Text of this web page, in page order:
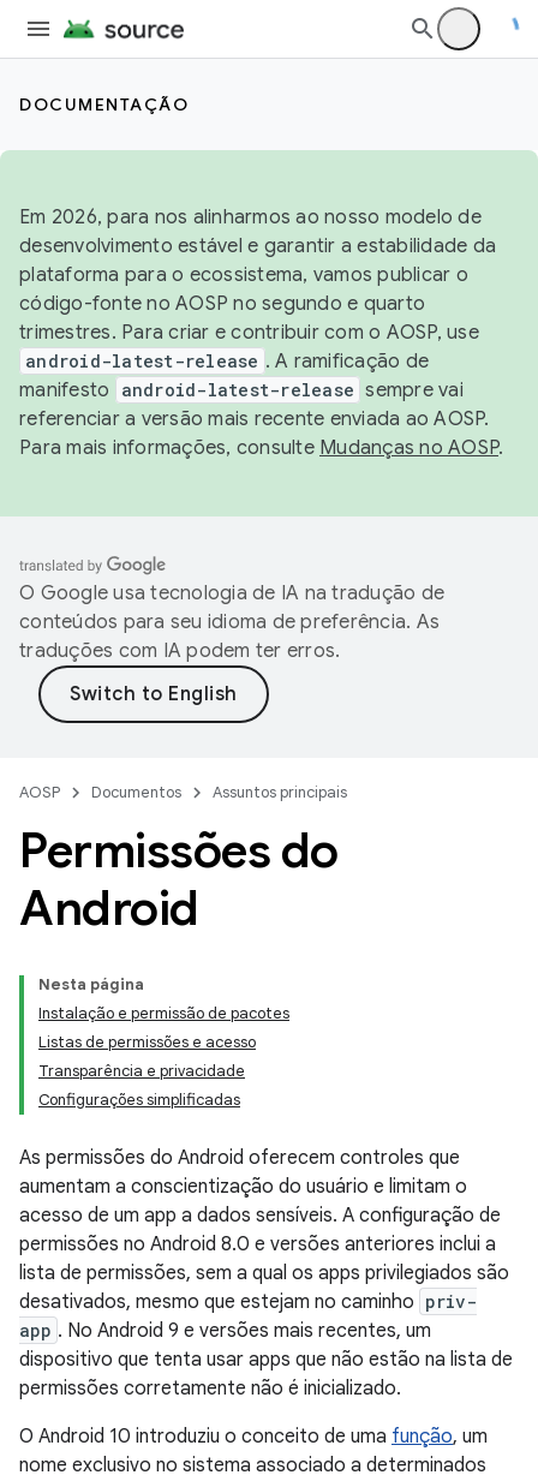
DOCUMENTAÇÃO
Em 2026, para nos alinharmos ao nosso modelo de
desenvolvimento estável e garantir a estabilidade da
plataforma para o ecossistema, vamos publicar o
código-fonte no AOSP no segundo e quarto
trimestres. Para criar e contribuir com o AOSP, use
android-latest-release . A ramificação de
manifesto
android-latest-release sempre vai
referenciar a versão mais recente enviada ao AOSP.
Para mais informações, consulte Mudanças no AOSP.
O Google usa tecnologia de IA na tradução de
conteúdos para seu idioma de preferência. As
traduções com IA podem ter erros.
AOSP Documentos Assuntos principais
Permissões do
Android
Nesta página
Instalação e permissão de pacotes
Listas de permissões e acesso
Transparência e privacidade
Configurações simplificadas
As permissões do Android oferecem controles que
aumentam a conscientização do usuário e limitam o
acesso de um app a dados sensíveis. A configuração de
permissões no Android 8.0 e versões anteriores inclui a
lista de permissões, sem a qual os apps privilegiados são
desativados, mesmo que estejam no caminho priv-
app . No Android 9 e versões mais recentes, um
dispositivo que tenta usar apps que não estão na lista de
permissões corretamente não é inicializado.
O Android 10 introduziu o conceito de uma função, um
nome exclusivo no sistema associado a determinados